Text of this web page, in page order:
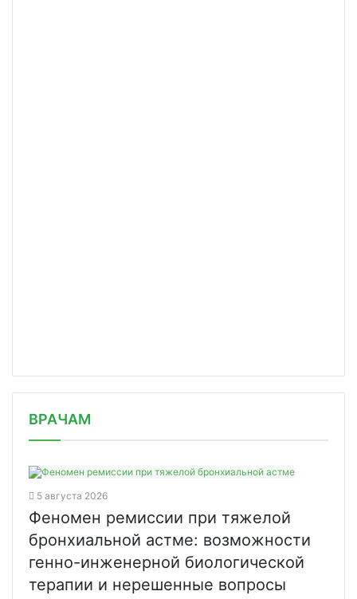
ВРАЧАМ
5 августа 2026
Феномен ремиссии при тяжелой
бронхиальной астме: возможности
генно-инженерной биологической
терапии и нерешенные вопросы